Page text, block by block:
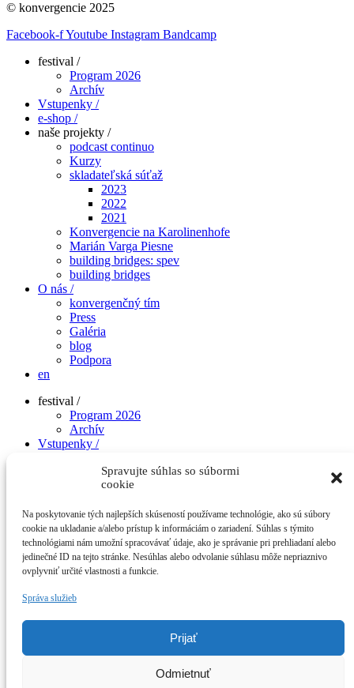
Spravujte súhlas so súbormi
cookie
Na poskytovanie tých najlepších skúseností používame technológie, ako sú súbory
cookie na ukladanie a/alebo prístup k informáciám o zariadení. Súhlas s týmito
technológiami nám umožní spracovávať údaje, ako je správanie pri prehliadaní alebo
jedinečné ID na tejto stránke. Nesúhlas alebo odvolanie súhlasu môže nepriaznivo
ovplyvniť určité vlastnosti a funkcie.
Správa služieb
Prijať
Odmietnuť
© konvergencie 2025
Facebook-fYoutube Instagram Bandcamp
festival /
Program 2026
Archív
Vstupenky /
e-shop /
naše projekty /
podcast continuo
Kurzy
skladateľská súťaž
2023
2022
2021
Konvergencie na Karolinenhofe
Marián Varga Piesne
building bridges: spev
building bridges
O nás /
konvergenčný tím
Press
Galéria
blog
Podpora
en
festival /
Program 2026
Archív
Vstupenky /
naše projekty /
podcast continuo
skladateľská súťaž
2023
2022
2021
Konvergencie na Karolinenhofe
building bridges: spev
Press